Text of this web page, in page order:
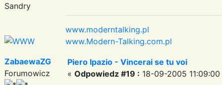
Sandry
www.moderntalking.pl
www.Modern-Talking.com.pl
ZabaewaZG
Forumowicz
Piero Ipazio - Vincerai se tu voi
« Odpowiedz #19 : 18-09-2005 11:09:00